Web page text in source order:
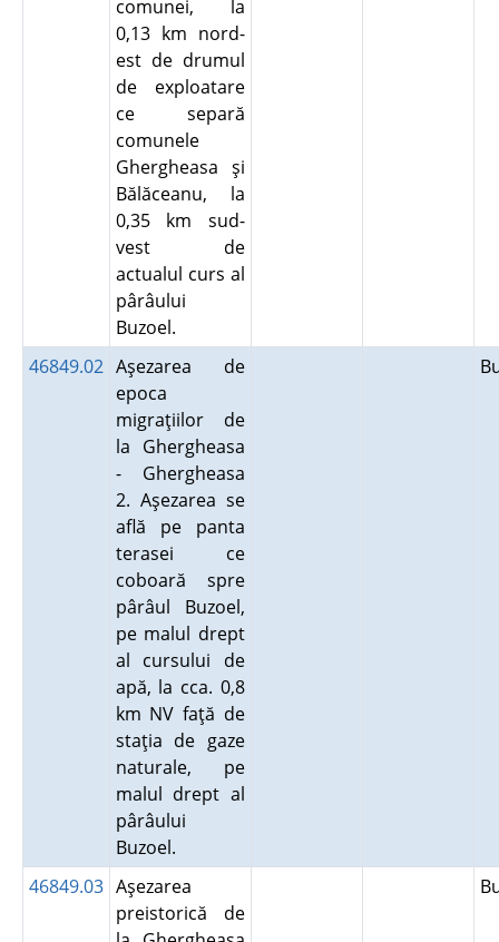
comunei, la
0,13 km nord-
est de drumul
de exploatare
ce separă
comunele
Ghergheasa şi
Bălăceanu, la
0,35 km sud-
vest de
actualul curs al
pârâului
Buzoel.
46849.02 Aşezarea de
epoca
migraţiilor de
la Ghergheasa
- Ghergheasa
2. Aşezarea se
află pe panta
terasei ce
coboară spre
pârâul Buzoel,
pe malul drept
al cursului de
apă, la cca. 0,8
km NV faţă de
staţia de gaze
naturale, pe
malul drept al
pârâului
Buzoel.
46849.03 Aşezarea
preistorică de